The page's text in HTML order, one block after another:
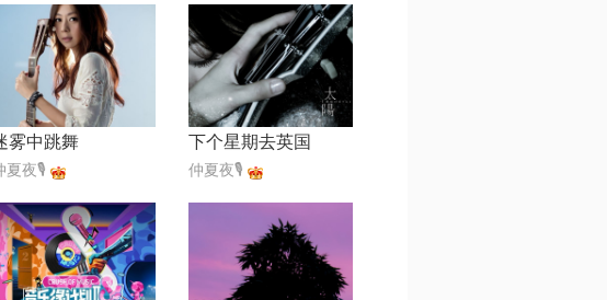
雾中跳舞
夏夜🎙
下个星期去英国
仲夏夜🎙